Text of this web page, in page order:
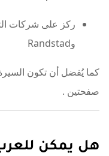
وRandstad
كما يُفضل أن تكون السيرة
صفحتين .
هل يمكن